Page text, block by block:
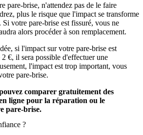
pare-brise, n'attendez pas de le faire
plus le risque que l'impact se transforme
votre pare-brise est fissuré, vous ne
alors procéder à son remplacement.
si l'impact sur votre pare-brise est
€, il sera possible d'effectuer une
l'impact est trop important, vous
pare-brise.
comparer gratuitement des
ligne pour la réparation ou le
pare-brise.
?